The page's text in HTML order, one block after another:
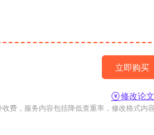
立即购买
修改论
费，服务内容包括降低查重率，修改格式内